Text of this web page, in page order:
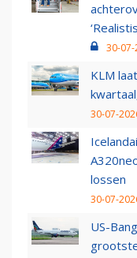
30-07-
KLM
30-07-
lossen
30-07-
US-